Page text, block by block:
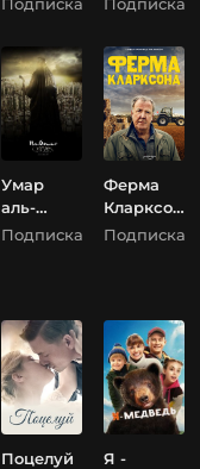
Умар
аль-
Фарук -
Подписка
Ферма
Кларксон
а
Подписка
Поцелуй
Я -